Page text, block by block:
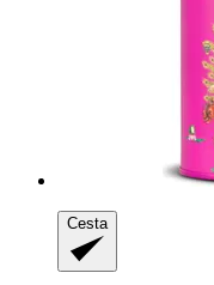
Cesta